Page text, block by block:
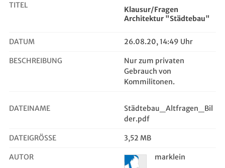
TITEL
Klausur/Fragen
Architektur "Städtebau"
DATUM 26.08.20, 14:49 Uhr
BESCHREIBUNG
Nur zum privaten
Gebrauch von
Kommilitonen.
DATEINAME
Städtebau_Altfragen_Bil
der.pdf
DATEIGRÖSSE 3,52 MB
AUTOR marklein